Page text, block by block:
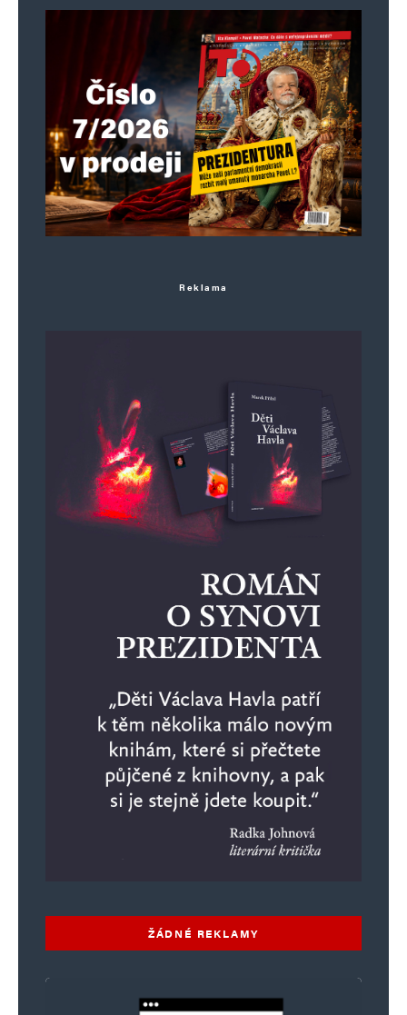
Reklama
ŽÁDNÉ REKLAMY